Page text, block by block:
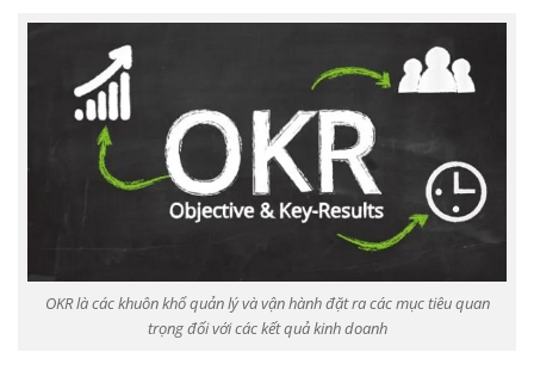
OKR là các khuôn khổ quản lý và vận hành đặt ra các mục tiêu quan
trọng đối với các kết quả kinh doanh